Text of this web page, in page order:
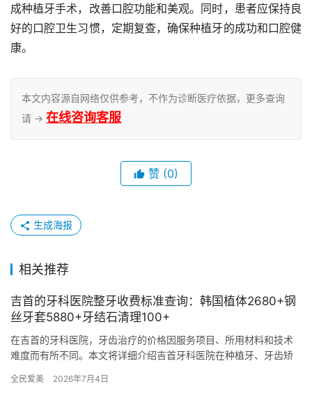
成种植牙手术，改善口腔功能和美观。同时，患者应保持良
好的口腔卫生习惯，定期复查，确保种植牙的成功和口腔健
康。
本文内容源自网络仅供参考，不作为诊断医疗依据，更多查询
请 → 在线咨询客服
赞 (0)
生成海报
相关推荐
吉首的牙科医院整牙收费标准查询：韩国植体2680+钢
丝牙套5880+牙结石清理100+
在吉首的牙科医院，牙齿治疗的价格因服务项目、所用材料和技术
难度而有所不同。本文将详细介绍吉首牙科医院在种植牙、牙齿矫
适合自…
全民爱美 2026年7月4日